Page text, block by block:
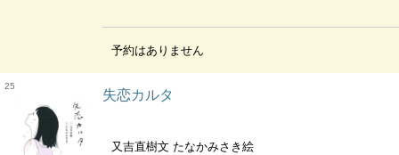
予約はありません
25
失恋カルタ
又吉直樹文 たなかみさき絵